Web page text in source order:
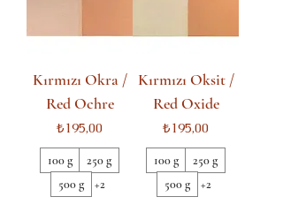
Kırmızı Okra /
Red Ochre
Fiyat
₺195,00
100 g
250 g
500 g
+2
Kırmızı Oksit /
Red Oxide
Fiyat
₺195,00
100 g
250 g
500 g
+2